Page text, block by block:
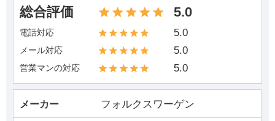
総合評価 5.0
電話対応 5.0
メール対応 5.0
営業マンの対応 5.0
メーカー フォルクスワーゲン